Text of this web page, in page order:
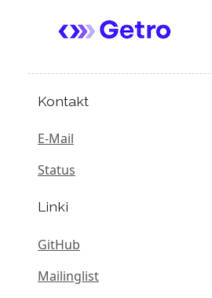
Kontakt
E-Mail
Status
Linki
GitHub
Mailinglist